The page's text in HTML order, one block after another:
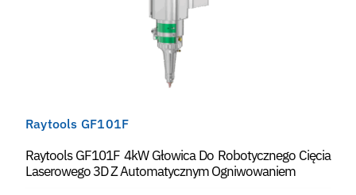
Raytools GF101F
Raytools GF101F 4kW Głowica Do Robotycznego Cięcia
Laserowego 3D Z Automatycznym Ogniwowaniem